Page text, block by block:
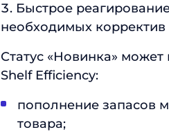
Быстрое
необходимых
Статус «Новинка»
Shelf Efficiency:
пополнение запасов
товара;